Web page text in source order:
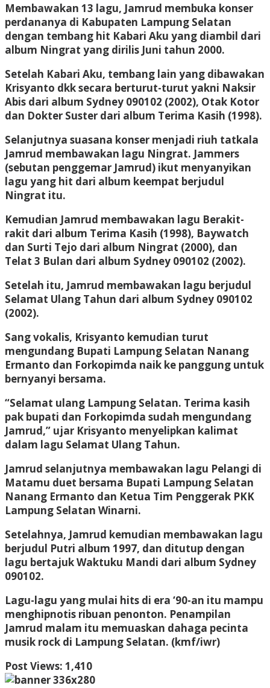
Membawakan 13 lagu, Jamrud membuka konser
perdananya di Kabupaten Lampung Selatan
dengan tembang hit Kabari Aku yang diambil dari
album Ningrat yang dirilis Juni tahun 2000.
Setelah Kabari Aku, tembang lain yang dibawakan
Krisyanto dkk secara berturut-turut yakni Naksir
Abis dari album Sydney 090102 (2002), Otak Kotor
dan Dokter Suster dari album Terima Kasih (1998).
Selanjutnya suasana konser menjadi riuh tatkala
Jamrud membawakan lagu Ningrat. Jammers
(sebutan penggemar Jamrud) ikut menyanyikan
lagu yang hit dari album keempat berjudul
Ningrat itu.
Kemudian Jamrud membawakan lagu Berakit-
rakit dari album Terima Kasih (1998), Baywatch
dan Surti Tejo dari album Ningrat (2000), dan
Telat 3 Bulan dari album Sydney 090102 (2002).
Setelah itu, Jamrud membawakan lagu berjudul
Selamat Ulang Tahun dari album Sydney 090102
(2002).
Sang vokalis, Krisyanto kemudian turut
mengundang Bupati Lampung Selatan Nanang
Ermanto dan Forkopimda naik ke panggung untuk
bernyanyi bersama.
“Selamat ulang Lampung Selatan. Terima kasih
pak bupati dan Forkopimda sudah mengundang
Jamrud,” ujar Krisyanto menyelipkan kalimat
dalam lagu Selamat Ulang Tahun.
Jamrud selanjutnya membawakan lagu Pelangi di
Matamu duet bersama Bupati Lampung Selatan
Nanang Ermanto dan Ketua Tim Penggerak PKK
Lampung Selatan Winarni.
Setelahnya, Jamrud kemudian membawakan lagu
berjudul Putri album 1997, dan ditutup dengan
lagu bertajuk Waktuku Mandi dari album Sydney
090102.
Lagu-lagu yang mulai hits di era ‘90-an itu mampu
menghipnotis ribuan penonton. Penampilan
Jamrud malam itu memuaskan dahaga pecinta
musik rock di Lampung Selatan. (kmf/iwr)
Post Views: 1,410